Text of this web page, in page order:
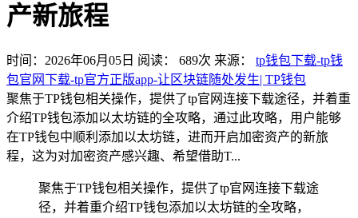
产新旅程
时间：2026年06月05日 阅读： 689次 来源： tp钱包下载-tp钱
包官网下载-tp官方正版app-让区块链随处发生| TP钱包
聚焦于TP钱包相关操作，提供了tp官网连接下载途径，并着重
介绍TP钱包添加以太坊链的全攻略，通过此攻略，用户能够
在TP钱包中顺利添加以太坊链，进而开启加密资产的新旅
程，这为对加密资产感兴趣、希望借助T...
聚焦于TP钱包相关操作，提供了tp官网连接下载途
径，并着重介绍TP钱包添加以太坊链的全攻略，